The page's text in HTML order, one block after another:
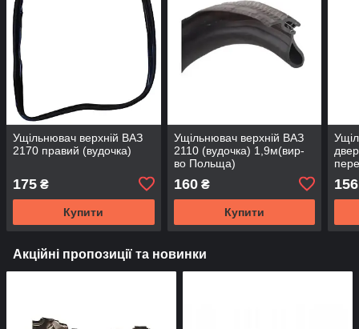
Ущільнювач верхній ВАЗ
2170 правий (вудочка)
175 ₴
Купити
Ущільнювач верхній ВАЗ
2110 (вудочка) 1,9м(вир-
во Польща)
160₴
Купити
156
Акційні пропозиції та новинки